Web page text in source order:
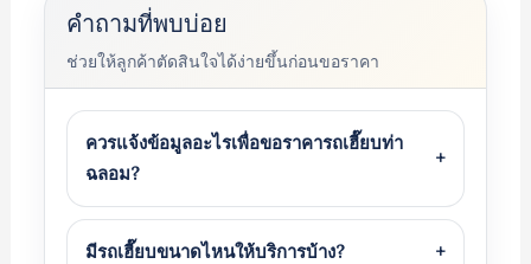
คำถามที่พบบ่อย
ช่วยให้ลูกค้าตัดสินใจได้ง่ายขึ้นก่อนขอราคา
ควรแจ้งข้อมูลอะไรเพื่อขอราคารถเฮี๊ยบท่า
ฉลอม?
+
มีรถเฮี๊ยบขนาดไหนให้บริการบ้าง? +